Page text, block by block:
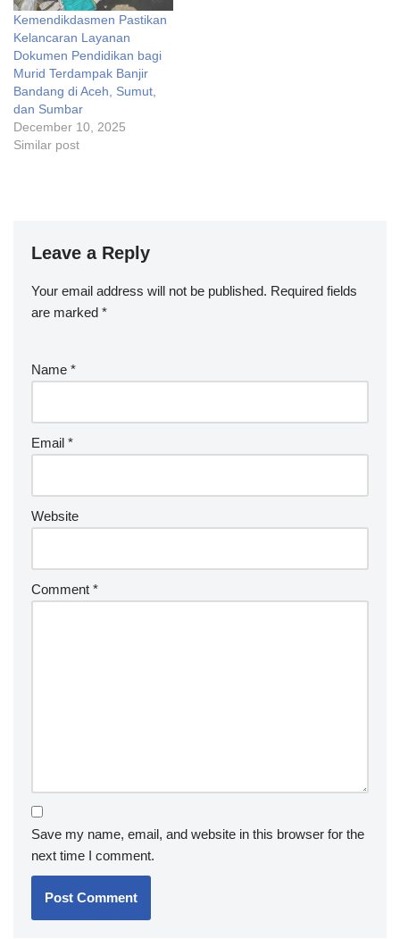
Kemendikdasmen Pastikan
Kelancaran Layanan
Dokumen Pendidikan bagi
Murid Terdampak Banjir
Bandang di Aceh, Sumut,
dan Sumbar
December 10, 2025
Similar post
Leave a Reply
Your email address will not be published. Required fields
are marked *
Name *
Email *
Website
Comment *
Save my name, email, and website in this browser for the
next time I comment.